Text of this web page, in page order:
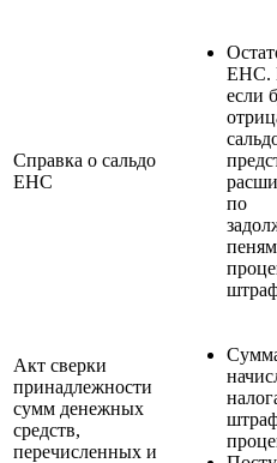
Справка о сальдо
ЕНС
ЕНС.
если
по
Акт сверки
принадлежности
сумм денежных
средств,
перечисленных и